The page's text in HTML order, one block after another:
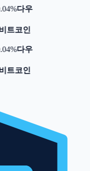
다우
트코인
다우
트코인